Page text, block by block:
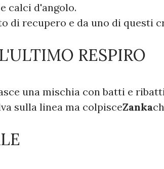
calci d'angolo.
di recupero e da uno di questi
RESPIRO
una mischia con batti e
sulla linea ma colpisceZanka